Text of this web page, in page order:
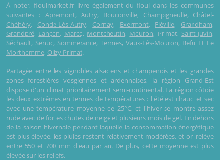
À noter, fioulmarket.fr livre également du fioul dans les communes
suivantes : Apremont,Autry, Bouconville, Champigneulle, Châtel-
Chéhéry, Condé-Lès-Autry, Cornay, Exermont, Fléville, Grandham,
Grandpré, Lançon, Marcq, Montcheutin, Mouron, Primat, Saint-Juvin,
Séchault, Senuc, Sommerance, Termes,Vaux-Lès-Mouron, Befu Et Le
Morthomme, Olizy Primat.
Partagée entre les vignobles alsaciens et champenois et les grandes
zones forestières vosgiennes et ardennaises, la région Grand-Est
dispose d'un climat prioritairement semi-continental. La région côtoie
les deux extrêmes en termes de températures : l'été est chaud et sec
avec une température moyenne de 25°C, et l'hiver se montre assez
rude avec de fortes chutes de neige et plusieurs mois de gel. En dehors
de la saison hivernale pendant laquelle la consommation énergétique
est plus élevée, les pluies restent relativement modérées, et on relève
entre 550 et 700 mm d'eau par an. De plus, cette moyenne est plus
élevée sur les reliefs.